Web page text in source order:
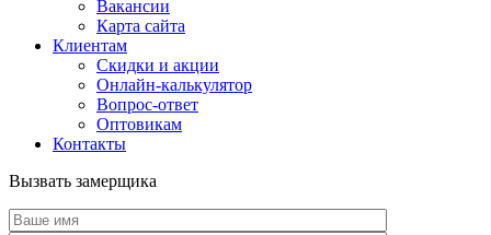
Вакансии
Карта сайта
Клиентам
Скидки и акции
Онлайн-калькулятор
Вопрос-ответ
Оптовикам
Контакты
Вызвать замерщика